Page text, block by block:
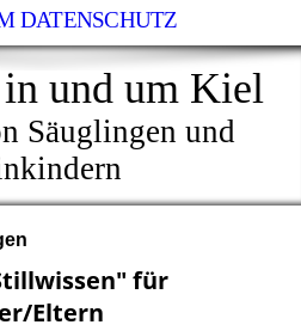
DATENSCHUTZ
und um Kiel
Säuglingen und
für
Eltern